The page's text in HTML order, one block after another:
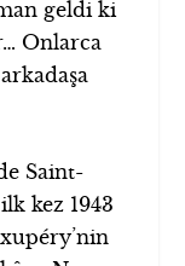
geldi ki
Onlarca
Saint-
kez 1943